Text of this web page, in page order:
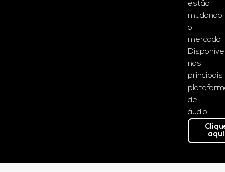
estão
mudando
o
mercado.
nas
principais
de
áudio.
aqui